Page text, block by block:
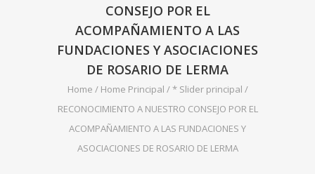
CONSEJO POR EL
ACOMPAÑAMIENTO A LAS
FUNDACIONES Y ASOCIACIONES
DE ROSARIO DE LERMA
Home / Home Principal /* Slider principal /
RECONOCIMIENTO A NUESTRO CONSEJO POR EL
ACOMPAÑAMIENTO A LAS FUNDACIONES Y
ASOCIACIONES DE ROSARIO DE LERMA